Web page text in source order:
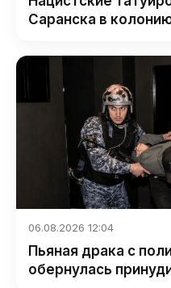
Саранска в
06.08.2026 12:04
Пьяная драка с
обернулась